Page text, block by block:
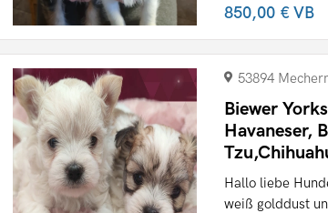
850,00 €VB
53894
Biewer
Havaneser,
Hallo liebe
weiß golddust